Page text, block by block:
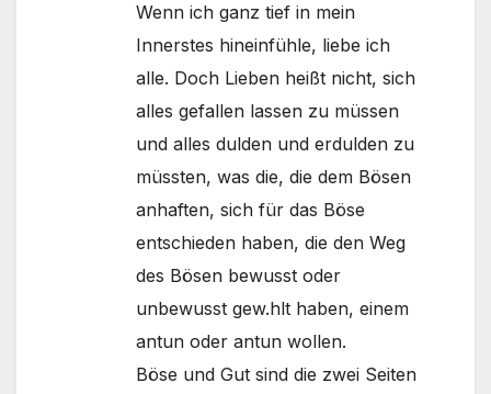
Wenn ich ganz tief in mein
Innerstes hineinfühle, liebe ich
alle. Doch Lieben heißt nicht, sich
alles gefallen lassen zu müssen
und alles dulden und erdulden zu
müssten, was die, die dem Bösen
anhaften, sich für das Böse
entschieden haben, die den Weg
des Bösen bewusst oder
unbewusst gew.hlt haben, einem
antun oder antun wollen.
Böse und Gut sind die zwei Seiten